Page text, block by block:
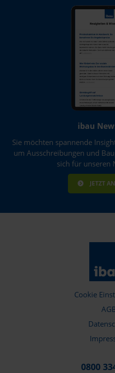
ibau
Sie möchten spannende
um Ausschreibungen und
sich für unseren
JETZT
Cookie
0800